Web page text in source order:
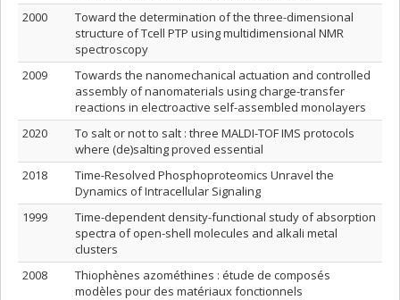
2000
Toward the determination of the three-dimensional
structure of Tcell PTP using multidimensional NMR
spectroscopy
2009
Towards the nanomechanical actuation and controlled
assembly of nanomaterials using charge-transfer
reactions in electroactive self-assembled monolayers
2020
To salt or not to salt : three MALDI-TOF IMS protocols
where (de)salting proved essential
2018
Time-Resolved Phosphoproteomics Unravel the
Dynamics of Intracellular Signaling
1999
Time-dependent density-functional study of absorption
spectra of open-shell molecules and alkali metal
clusters
2008
Thiophènes azométhines : étude de composés
modèles pour des matériaux fonctionnels